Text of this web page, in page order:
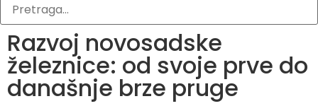
Razvoj novosadske
železnice: od svoje prve do
današnje brze pruge